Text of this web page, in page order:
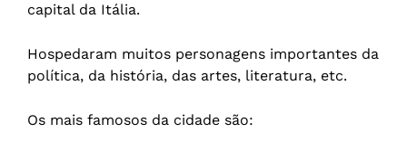
capital da Itália.
Hospedaram muitos personagens importantes da
política, da história, das artes, literatura, etc.
Os mais famosos da cidade são: